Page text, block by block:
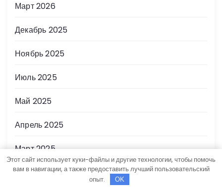
Март 2026
Декабрь 2025
Ноябрь 2025
Июль 2025
Май 2025
Апрель 2025
Март 2025
Январь 2025
Этот сайт использует куки-файлы и другие технологии, чтобы помочь
вам в навигации, а также предоставить лучший пользовательский
опыт.
OK